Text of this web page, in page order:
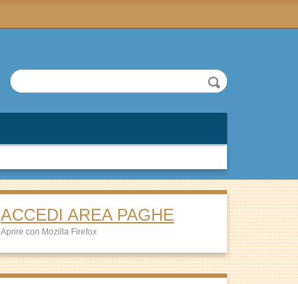
ACCEDI AREA PAGHE
Aprire con Mozilla Firefox